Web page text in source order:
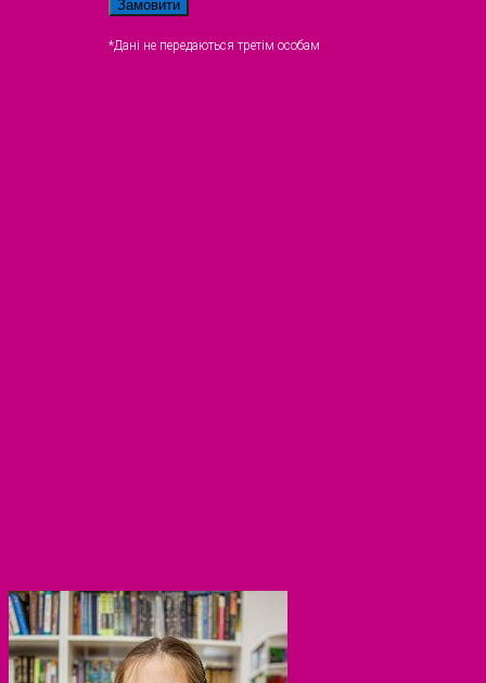
*Дані не передаються третім особам